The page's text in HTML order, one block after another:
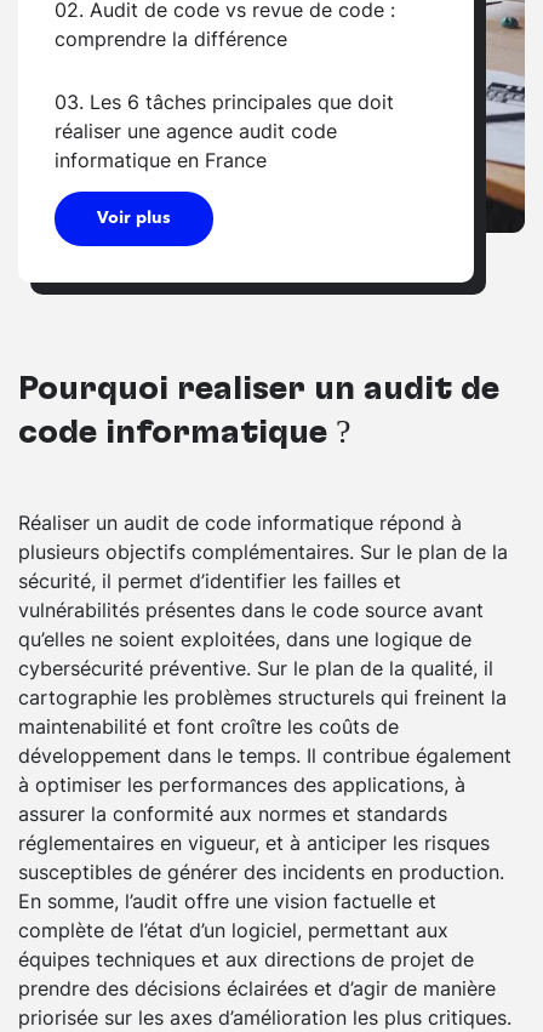
02. Audit de code vs revue de code :
comprendre la différence
03. Les 6 tâches principales que doit
réaliser une agence audit code
informatique en France
Voir plus
Pourquoi réaliser un audit de
code informatique ?
Réaliser un audit de code informatique répond à
plusieurs objectifs complémentaires. Sur le plan de la
sécurité, il permet d’identifier les failles et
vulnérabilités présentes dans le code source avant
qu’elles ne soient exploitées, dans une logique de
cybersécurité préventive. Sur le plan de la qualité, il
cartographie les problèmes structurels qui freinent la
maintenabilité et font croître les coûts de
développement dans le temps. Il contribue également
à optimiser les performances des applications, à
assurer la conformité aux normes et standards
réglementaires en vigueur, et à anticiper les risques
susceptibles de générer des incidents en production.
En somme, l’audit offre une vision factuelle et
complète de l’état d’un logiciel, permettant aux
équipes techniques et aux directions de projet de
prendre des décisions éclairées et d’agir de manière
priorisée sur les axes d’amélioration les plus critiques.